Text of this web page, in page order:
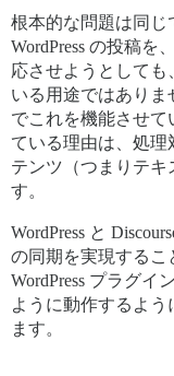
根本的な問題は同じ
WordPress の投稿を
応させようとしても
いる用途ではありま
でこれを機能させて
ている理由は、処
テンツ（つまりテ
す。
WordPress と
の同期を実現するこ
WordPress プラグイ
ように動作するよう
ます。